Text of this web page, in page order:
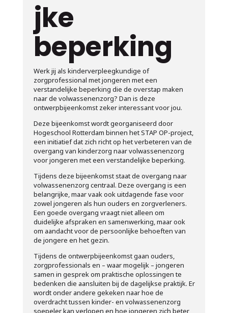
jke
beperking
Werk jij als kinderverpleegkundige of
zorgprofessional met jongeren met een
verstandelijke beperking die de overstap maken
naar de volwassenenzorg? Dan is deze
ontwerpbijeenkomst zeker interessant voor jou.
Deze bijeenkomst wordt georganiseerd door
Hogeschool Rotterdam binnen het STAP OP-project,
een initiatief dat zich richt op het verbeteren van de
overgang van kinderzorg naar volwassenenzorg
voor jongeren met een verstandelijke beperking.
Tijdens deze bijeenkomst staat de overgang naar
volwassenenzorg centraal. Deze overgang is een
belangrijke, maar vaak ook uitdagende fase voor
zowel jongeren als hun ouders en zorgverleners.
Een goede overgang vraagt niet alleen om
duidelijke afspraken en samenwerking, maar ook
om aandacht voor de persoonlijke behoeften van
de jongere en het gezin.
Tijdens de ontwerpbijeenkomst gaan ouders,
zorgprofessionals en – waar mogelijk – jongeren
samen in gesprek om praktische oplossingen te
bedenken die aansluiten bij de dagelijkse praktijk. Er
wordt onder andere gekeken naar hoe de
overdracht tussen kinder- en volwassenenzorg
soepeler kan verlopen en hoe jongeren zich beter